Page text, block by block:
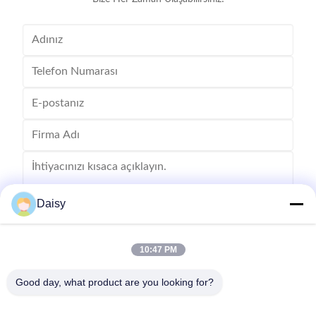
Göndermek
Daisy
10:47 PM
Good day, what product are you looking for?